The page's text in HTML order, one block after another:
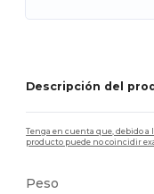
Descripción del
Tenga en cuenta que, debido a
producto puede no coincidir
Peso